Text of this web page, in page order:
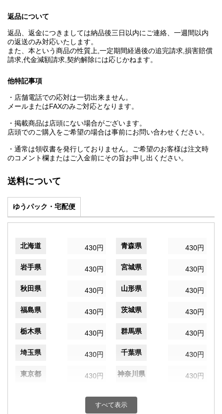
返品について
返品、返金につきましては納品後三日以内にご連絡、一週間以内
の返送のみ対応いたします。
また、本という商品の性質上,一定期間経過後の追完請求,損害賠償
請求,代金減額請求,契約解除には応じかねます。
他特記事項
・店舗電話での応対は一切出来ません。
メールまたはFAXのみご対応となります。
・掲載商品は店頭にない場合がございます。
店頭でのご購入をご希望の場合は事前にお問い合わせください。
・通常は領収書を発行しておりません。ご希望のお客様は注文時
のコメント欄またはご入金前にその旨お申し出ください。
送料について
ゆうパック・宅配便
北海道 430円 青森県 430円
岩手県 430円 宮城県 430円
秋田県 430円 山形県 430円
福島県 430円 茨城県 430円
栃木県 430円 群馬県 430円
埼玉県 430円 千葉県 430円
東京都 430円 神奈川県 430円
430円 富山県
すべて表示